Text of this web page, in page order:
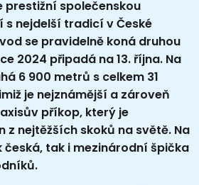
prestižní společenskou
nejdelší tradicí v České
se pravidelně koná druhou
2024 připadá na 13. října. Na
6 900 metrů s celkem 31
je nejznámější a zároveň
příkop, který je
z nejtěžších skoků na světě. Na
tak i mezinárodní špička